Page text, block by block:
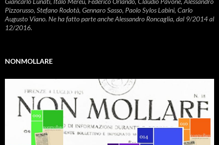
Pizzorusso, Stefano Rodotà, Gennaro Sasso, Paolo Sylos Labini, Carlo
Augusto Viano. Ne ha fatto parte anche Alessandro Roncaglia, dal 9/2014 al
12/2016.
NONMOLLARE